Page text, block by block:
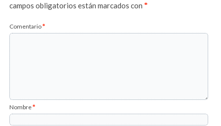
campos obligatorios están marcados con*
Comentario*
Nombre*